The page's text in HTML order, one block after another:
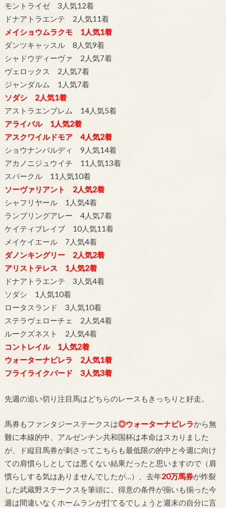
モントライゼ 3人気12着
ドナアトラエンテ 2人気11着
メイショウムラクモ 1人気1着
ダンツキャッスル 8人気9着
シャドウディーヴァ 2人気7着
ヴェロックス 2人気7着
ジャンダルム 1人気7着
ソダシ 2人気1着
アストラエンブレム 14人気5着
アライバル 1人気2着
アスクワイルドモア 4人気2着
ショウナンバルディ 9人気14着
アカノニジュウイチ 11人気13着
スパークル 11人気10着
ソーヴァリアント 2人気2着
シャフリヤール 1人気4着
ランブリングアレー 4人気7着
ケイティブレイブ 10人気11着
メイケイエール 7人気4着
ダノンキングリー 2人気2着
アリストテレス 1人気2着
ドナアトラエンテ 3人気4着
ソダシ 1人気10着
ロータスランド 3人気10着
ステラヴェローチェ 2人気4着
ルークズネスト 2人気4着
コントレイル 1人気2着
ウォーターナビレラ 2人気1着
フライライクバード 3人気3着
先週の追い切り注目馬はどちらのレースもきっちりと好走。
馬券もファンタジーステークスは◎ウォーターナビレラから無
難に本線的中、アルゼンチン共和国杯は本命はスカりました
が、ド縦目馬券が刺さってこちらも最低限の的中と今週に向け
ての肩慣らしとしては悪くない結果だったと思いますので（肩
慣らしする気はありませんでしたが…）、去年20万馬券が炸裂
した武蔵野ステークスを筆頭に、得意の条件が揃いも揃った今
週は間違いなくホームランが打てるでしょうと週末の自分に言